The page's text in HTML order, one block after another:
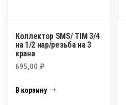
Коллектор SMS/ TIM 3/4
на 1/2 нар/резьба на 3
крана
695,00 ₽
В корзину